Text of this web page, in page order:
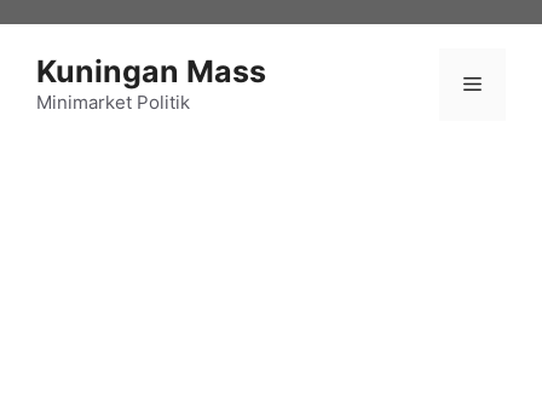
Kuningan Mass
Minimarket Politik
Menu